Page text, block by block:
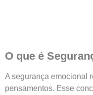
O que é
A segurança emocional
pensamentos. Esse